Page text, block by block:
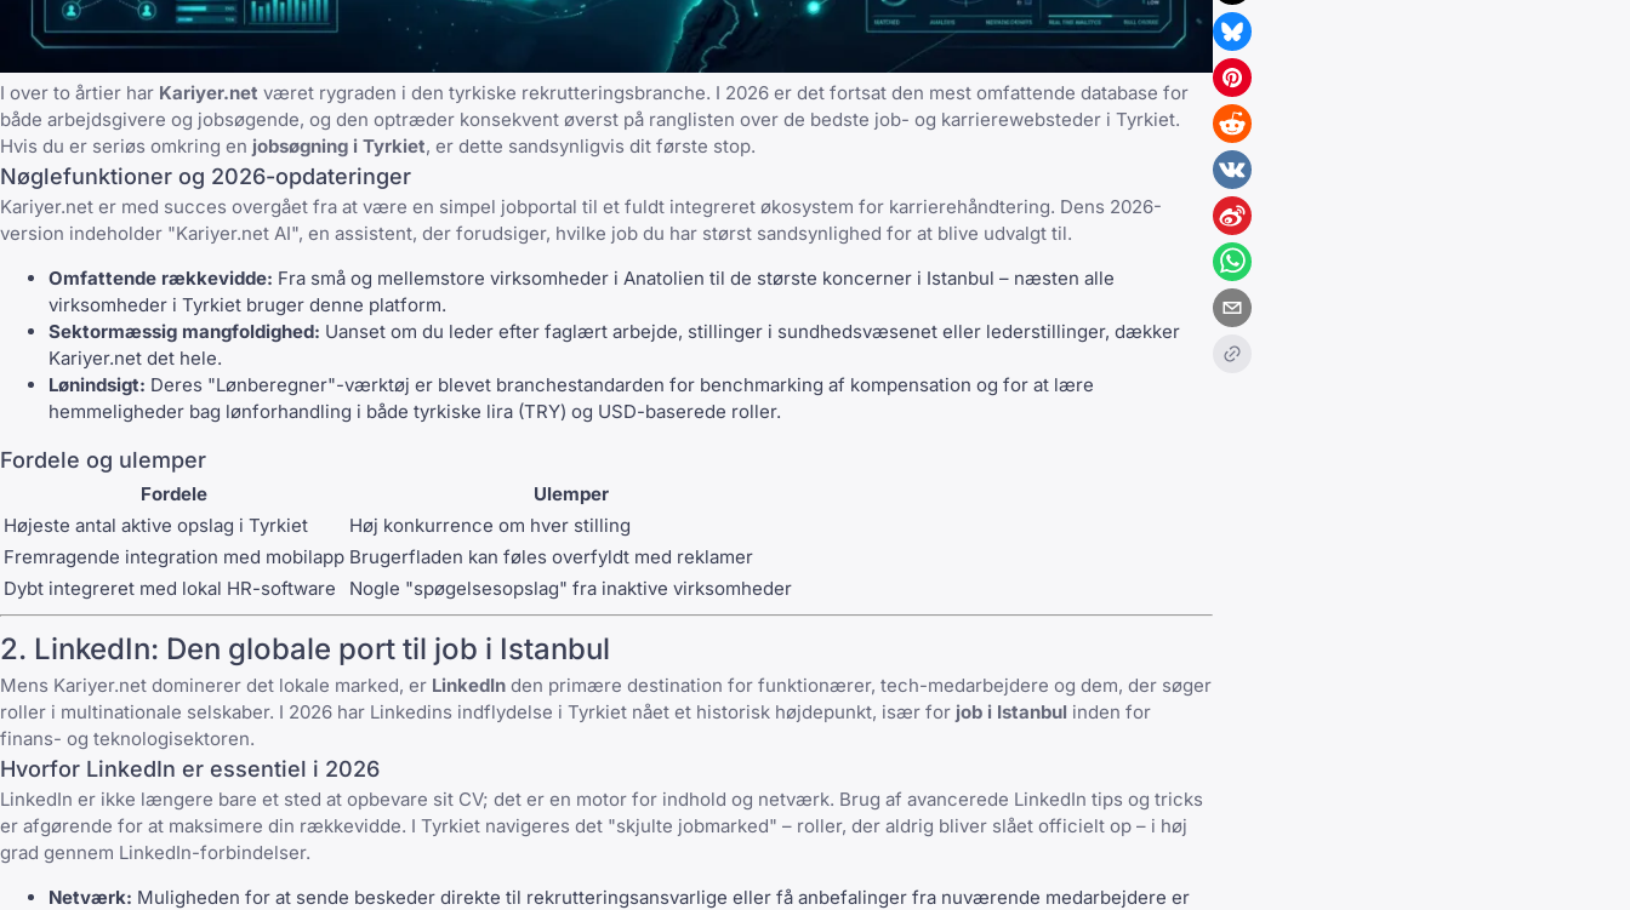
I over to årtier har Kariyer.net været rygraden i den tyrkiske rekrutteringsbranche. I 2026 er det fortsat den mest omfattende database for
både arbejdsgivere og jobsøgende, og den optræder konsekvent øverst på ranglisten over de bedste job- og karrierewebsteder i Tyrkiet.
Hvis du er seriøs omkring en jobsøgning i Tyrkiet, er dette sandsynligvis dit første stop.
Nøglefunktioner og 2026-opdateringer
Kariyer.net er med succes overgået fra at være en simpel jobportal til et fuldt integreret økosystem for karrierehåndtering. Dens 2026-
version indeholder "Kariyer.net AI", en assistent, der forudsiger, hvilke job du har størst sandsynlighed for at blive udvalgt til.
Omfattende rækkevidde: Fra små og mellemstore virksomheder i Anatolien til de største koncerner i Istanbul – næsten alle
virksomheder i Tyrkiet bruger denne platform.
Sektormæssig mangfoldighed: Uanset om du leder efter faglært arbejde, stillinger i sundhedsvæsenet eller lederstillinger, dækker
Kariyer.net det hele.
Lønindsigt: Deres "Lønberegner"-værktøj er blevet branchestandarden for benchmarking af kompensation og for at lære
hemmeligheder bag lønforhandling i både tyrkiske lira (TRY) og USD-baserede roller.
Fordele og ulemper
Fordele
Ulemper
Højeste antal aktive opslag i Tyrkiet
Høj konkurrence om hver stilling
Fremragende integration med mobilapp Brugerfladen kan føles overfyldt med reklamer
Dybt integreret med lokal HR-software
Nogle "spøgelsesopslag" fra inaktive virksomheder
2. LinkedIn: Den globale port til job i Istanbul
Mens Kariyer.net dominerer det lokale marked, er LinkedIn den primære destination for funktionærer, tech-medarbejdere og dem, der søger
roller i multinationale selskaber. I 2026 har Linkedins indflydelse i Tyrkiet nået et historisk højdepunkt, især for job i Istanbul inden for
finans- og teknologisektoren.
Hvorfor LinkedIn er essentiel i 2026
LinkedIn er ikke længere bare et sted at opbevare sit CV; det er en motor for indhold og netværk. Brug af avancerede LinkedIn tips og tricks
er afgørende for at maksimere din rækkevidde. I Tyrkiet navigeres det "skjulte jobmarked" – roller, der aldrig bliver slået officielt op – i høj
grad gennem LinkedIn-forbindelser.
Netværk: Muligheden for at sende beskeder direkte til rekrutteringsansvarlige eller få anbefalinger fra nuværende medarbejdere er